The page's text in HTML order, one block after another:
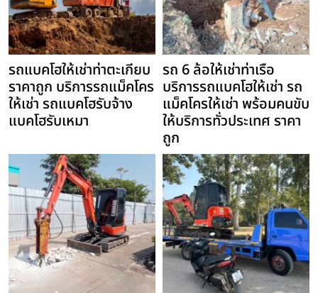
รถแบคโฮให้เช่าท่าตะเกียบ
ราคาถูก บริการรถแม็คโคร
ให้เช่า รถแบคโฮรับจ้าง
แบคโฮรับเหมา
รถ 6 ล้อให้เช่าท่าเรือ
บริการรถแบคโฮให้เช่า รถ
แม็คโครให้เช่า พร้อมคนขับ
ให้บริการทั่วประเทศ ราคา
ถูก